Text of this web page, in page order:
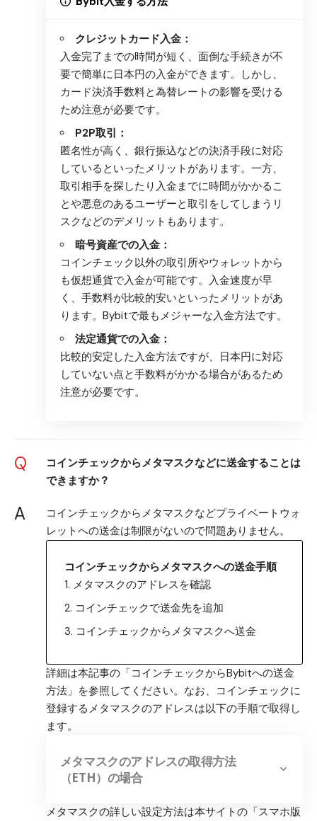
クレジットカード入金：
入金完了までの時間が短く、面倒な手続きが不
要で簡単に日本円の入金ができます。しかし、
カード決済手数料と為替レートの影響を受ける
ため注意が必要です。
P2P取引 ：
匿名性が高く、銀行振込などの決済手段に対応
しているといったメリットがあります。一方、
取引相手を探したり入金までに時間がかかるこ
とや悪意のあるユーザーと取引をしてしまうリ
スクなどのデメリットもあります。
暗号資産での入金：
コインチェック以外の取引所やウォレットから
も仮想通貨で入金が可能です。入金速度が早
く、手数料が比較的安いといったメリットがあ
ります。Bybitで最もメジャーな入金方法です。
法定通貨での入金：
比較的安定した入金方法ですが、日本円に対応
していない点と手数料がかかる場合があるため
注意が必要です。
Q
コインチェックからメタマスクなどに送金することは
できますか？
A
コインチェックからメタマスクなどプライベートウォ
レットへの送金は制限がないので問題ありません。
コインチェックからメタマスクへの送金手順
メタマスクのアドレスを確認
コインチェックで送金先を追加
コインチェックからメタマスクへ送金
詳細は本記事の「コインチェックからBybitへの送金
方法」を参照してください。なお、コインチェックに
登録するメタマスクのアドレスは以下の手順で取得し
ます。
メタマスクのアドレスの取得方法
（ETH）の場合
メタマスクの詳しい設定方法は本サイトの「スマホ版